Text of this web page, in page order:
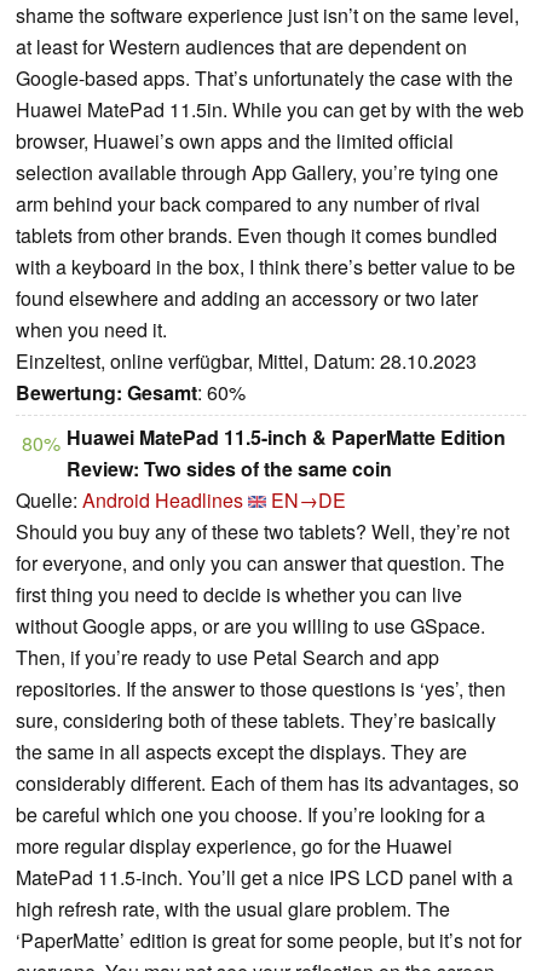
shame the software experience just isn’t on the same level,
at least for Western audiences that are dependent on
Google-based apps. That’s unfortunately the case with the
Huawei MatePad 11.5in. While you can get by with the web
browser, Huawei’s own apps and the limited official
selection available through App Gallery, you’re tying one
arm behind your back compared to any number of rival
tablets from other brands. Even though it comes bundled
with a keyboard in the box, I think there’s better value to be
found elsewhere and adding an accessory or two later
when you need it.
Einzeltest, online verfügbar, Mittel, Datum: 28.10.2023
Bewertung: Gesamt: 60%
80% Huawei MatePad 11.5-inch & PaperMatte Edition
Review: Two sides of the same coin
Quelle: Android Headlines
EN→DE
Should you buy any of these two tablets? Well, they’re not
for everyone, and only you can answer that question. The
first thing you need to decide is whether you can live
without Google apps, or are you willing to use GSpace.
Then, if you’re ready to use Petal Search and app
repositories. If the answer to those questions is ‘yes’, then
sure, considering both of these tablets. They’re basically
the same in all aspects except the displays. They are
considerably different. Each of them has its advantages, so
be careful which one you choose. If you’re looking for a
more regular display experience, go for the Huawei
MatePad 11.5-inch. You’ll get a nice IPS LCD panel with a
high refresh rate, with the usual glare problem. The
‘PaperMatte’ edition is great for some people, but it’s not for